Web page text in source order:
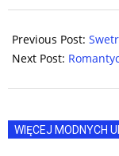
07-
23
Previous Post:
Next Post:
WIĘCEJ MODNYCH